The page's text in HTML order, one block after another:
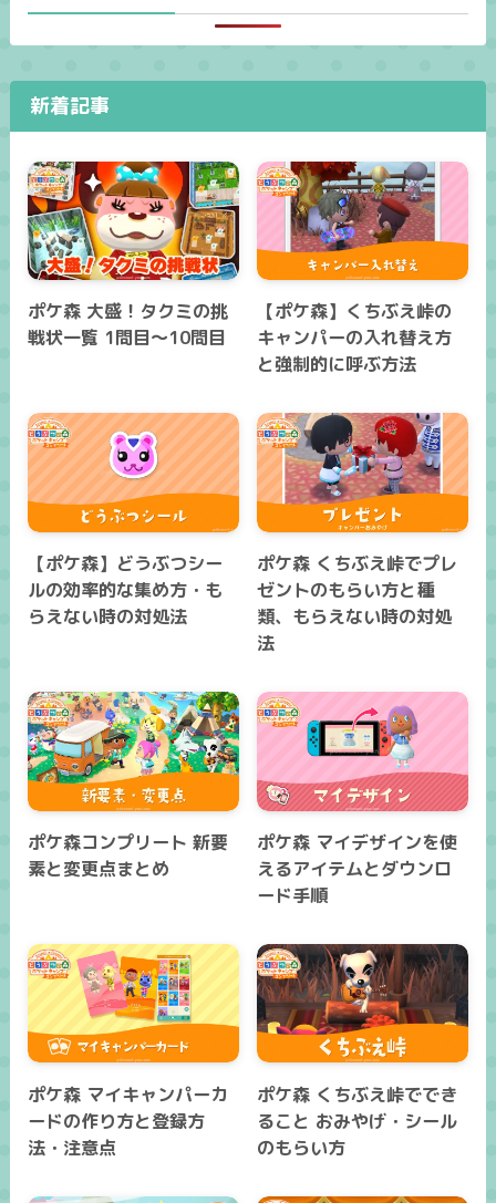
新着記事
ポケ森 大盛！タクミの挑
戦状一覧 1問目～10問目
【ポケ森】くちぶえ峠の
キャンパーの入れ替え方
と強制的に呼ぶ方法
【ポケ森】どうぶつシー
ルの効率的な集め方・も
らえない時の対処法
ポケ森 くちぶえ峠でプレ
ゼントのもらい方と種
類、もらえない時の対処
法
ポケ森コンプリート 新要
素と変更点まとめ
ポケ森 マイデザインを使
えるアイテムとダウンロ
ード手順
ポケ森 マイキャンパーカ
ードの作り方と登録方
法・注意点
ポケ森 くちぶえ峠ででき
ること おみやげ・シール
のもらい方